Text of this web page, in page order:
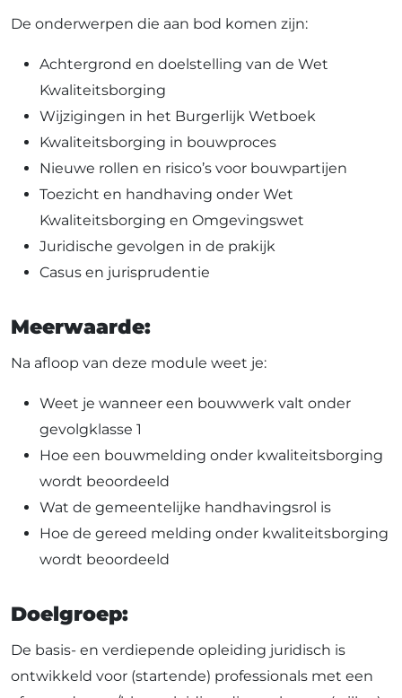
De onderwerpen die aan bod komen zijn:
Achtergrond en doelstelling van de Wet
Kwaliteitsborging
Wijzigingen in het Burgerlijk Wetboek
Kwaliteitsborging in bouwproces
Nieuwe rollen en risico’s voor bouwpartijen
Toezicht en handhaving onder Wet
Kwaliteitsborging en Omgevingswet
Juridische gevolgen in de prakijk
Casus en jurisprudentie
Meerwaarde:
Na afloop van deze module weet je:
Weet je wanneer een bouwwerk valt onder
gevolgklasse 1
Hoe een bouwmelding onder kwaliteitsborging
wordt beoordeeld
Wat de gemeentelijke handhavingsrol is
Hoe de gereed melding onder kwaliteitsborging
wordt beoordeeld
Doelgroep:
De basis- en verdiepende opleiding juridisch is
ontwikkeld voor (startende) professionals met een